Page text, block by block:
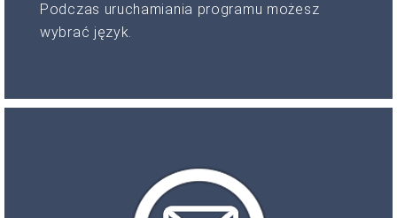
Podczas uruchamiania programu możesz
wybrać język.